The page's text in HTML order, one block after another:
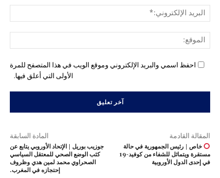
احفظ اسمي والبريد الإلكتروني وموقع الويب في هذا المتصفح للمرة
الأولى التي أعلق فيها.
المادة السابقة
جوزيب بوريل | الإتحاد الأوروبي يتابع عن
كثب الوضع الصحي للمعتقل السياسي
الصحراوي محمد لمين هدي وظروف
إحتجازه في المغرب.
المقالة القادمة
خاص | رئيس الجمهورية في حالة
مستقرة ويتماثل للشفاء من كوفيد-19
في إحدى الدول الأوروبية